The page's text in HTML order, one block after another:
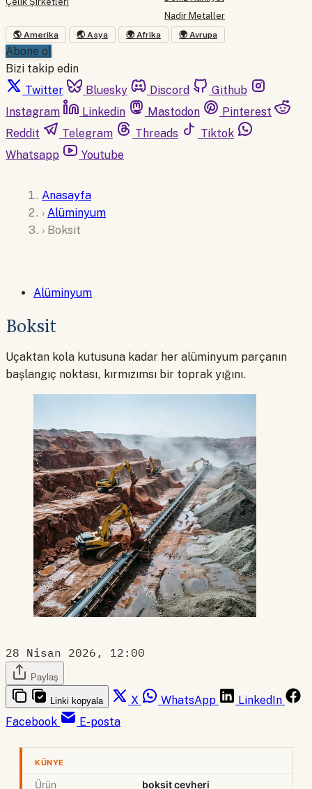
Nadir Metaller
🌎 Amerika 🌏 Asya 🌍 Afrika 🌍 Avrupa
Abone ol
Bizi takip edin
Twitter
Bluesky Discord
Github
Instagram
Linkedin Mastodon
Pinterest
Reddit
Telegram Threads
Tiktok
Whatsapp
Youtube
Anasayfa
› Alüminyum
› Boksit
Alüminyum
Boksit
Uçaktan kola kutusuna kadar her alüminyum parçanın
başlangıç noktası, kırmızımsı bir toprak yığını.
28 Nisan 2026, 12:00
Paylaş
Linki kopyala X WhatsApp
LinkedIn
Facebook
E-posta
KÜNYE
Ürün
boksit cevheri